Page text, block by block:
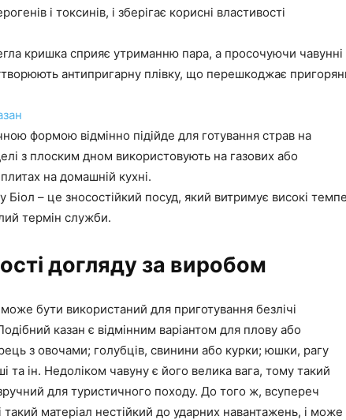
і токсинів, і зберігає корисні властивості
кришка сприяє утриманню пара, а просочуючи чавунні
антипригарну плівку, що перешкоджає
формою відмінно підійде для готування страв на
з плоским дном використовують на газових або
на домашній кухні.
Біол – це зносостійкий посуд, який витримує високі
термін служби.
догляду за виробом
бути використаний для приготування безлічі
казан є відмінним варіантом для плову або
з овочами; голубців, свинини або курки; юшки, рагу
та ін. Недоліком чавуну є його велика вага, тому такий
для туристичного походу. До того ж, всупереч
такий матеріал нестійкий до ударних навантажень, і може